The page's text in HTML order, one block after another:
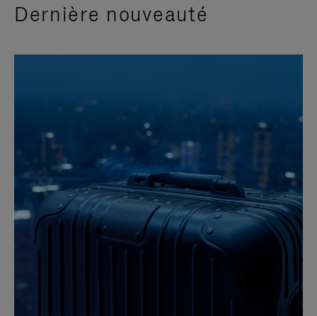
Dernière nouveauté